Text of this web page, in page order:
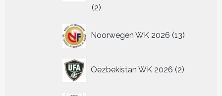
22
Noorwegen WK 2026 13
producten
Oezbekistan WK 2026 2
producten